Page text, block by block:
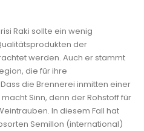
Raki sollte ein wenig
der
werden. Auch er stammt
die für ihre
die Brennerei inmitten einer
Sinn, denn der Rohstoff für
In diesem Fall hat
Semillon (international)